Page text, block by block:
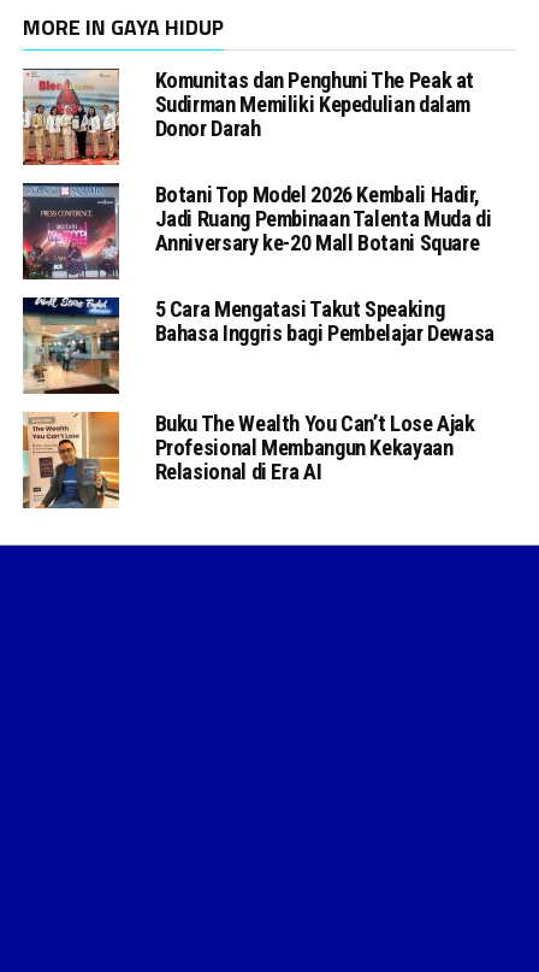
MORE IN GAYA HIDUP
Komunitas dan Penghuni The Peak at
Sudirman Memiliki Kepedulian dalam
Donor Darah
Botani Top Model 2026 Kembali Hadir,
Jadi Ruang Pembinaan Talenta Muda di
Anniversary ke-20 Mall Botani Square
5 Cara Mengatasi Takut Speaking
Bahasa Inggris bagi Pembelajar Dewasa
Buku The Wealth You Can’t Lose Ajak
Profesional Membangun Kekayaan
Relasional di Era AI